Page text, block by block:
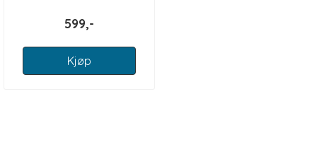
599,-
Kjøp